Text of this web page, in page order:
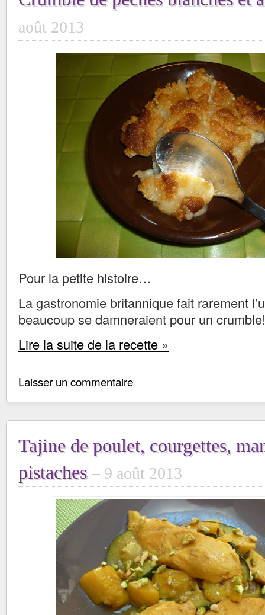
août 2013
Pour la petite histoire…
La gastronomie britannique fait rarement
beaucoup se damneraient pour un crumble!
Lire la suite de la recette »
Laisser un commentaire
Tajine de poulet, courgettes,
pistaches
9 août 2013